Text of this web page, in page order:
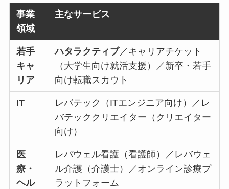
事業
領域
主なサービス
若手
キャ
リア
ハタラクティブ／キャリアチケット
（大学生向け就活支援）／新卒・若手
向け転職スカウト
IT
レバテック（ITエンジニア向け）／レ
バテッククリエイター（クリエイター
向け）
医
療・
ヘル
レバウェル看護（看護師）／レバウェ
ル介護（介護士）／オンライン診療プ
ラットフォーム